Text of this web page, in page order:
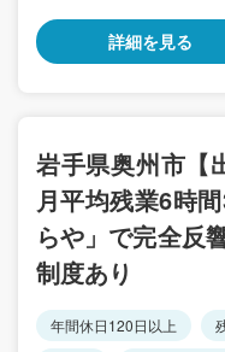
詳細を見る
岩手県奥州市【
月平均残業6時
らや」で完全反
制度あり
年間休日120日以上